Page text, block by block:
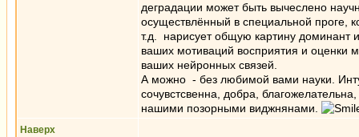
деградации может быть вычеслено
осуществлённый в специальной проге,
т.д. нарисует общую картину доминант
ваших мотиваций восприятия и оценки
ваших нейронных связей.
А можно - без любимой вами науки.
сочувстсвенна, добра,
нашими позорными виджнянами.
Наверх